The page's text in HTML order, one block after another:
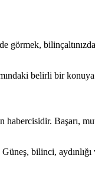
görmek,
belirli bir
Başarı,
bilinci,